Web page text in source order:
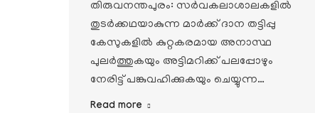
തിരുവനന്തപുരം: സര്‍വകലാശാലകളില്‍
തുടര്‍ക്കഥയാകുന്ന മാര്‍ക്ക് ദാന തട്ടിപ്പു
കേസുകളില്‍ കുറ്റകരമായ അനാസ്ഥ
പുലര്‍ത്തുകയും അട്ടിമറിക്ക് പലപ്പോഴും
നേരിട്ട് പങ്കുവഹിക്കുകയും ചെയ്യുന്ന…
Read more